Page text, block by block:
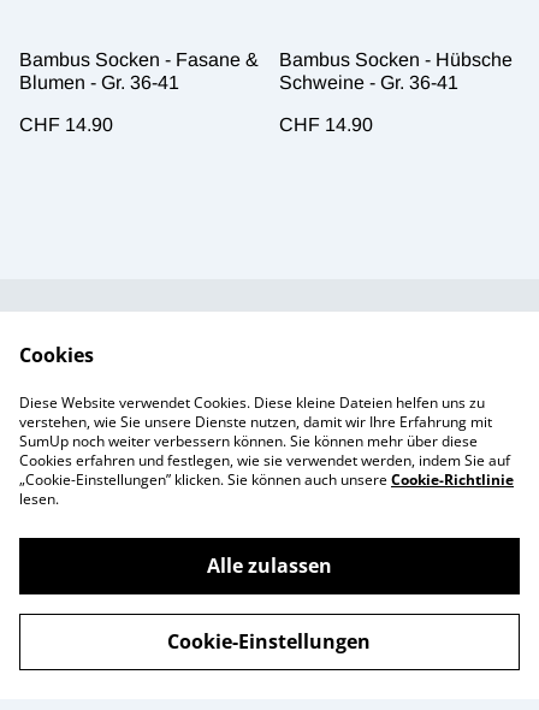
Bambus Socken - Fasane &
Blumen - Gr. 36-41
CHF 14.90
Bambus Socken - Hübsche
Schweine - Gr. 36-41
CHF 14.90
Öffnungszeiten
Impressum
Cookie-Richtlinie
Produkte
Enchanté Store - Thun
Cookies
Diese Website verwendet Cookies. Diese kleine Dateien helfen uns zu
verstehen, wie Sie unsere Dienste nutzen, damit wir Ihre Erfahrung mit
SumUp noch weiter verbessern können. Sie können mehr über diese
Cookies erfahren und festlegen, wie sie verwendet werden, indem Sie auf
„Cookie-Einstellungen” klicken. Sie können auch unsereCookie-Richtlinie
lesen.
Alle zulassen
Cookie-Einstellungen